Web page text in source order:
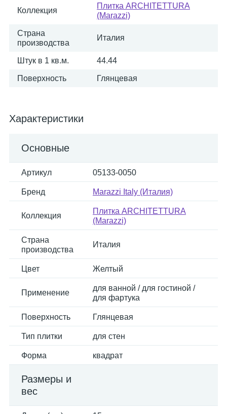
Коллекция
Плитка ARCHITETTURA
(Marazzi)
Страна
производства
Италия
Штук в 1 кв.м. 44.44
Поверхность Глянцевая
Характеристики
Основные
Артикул 05133-0050
Бренд Marazzi Italy (Италия)
Коллекция
Плитка ARCHITETTURA
(Marazzi)
Страна
производства
Италия
Цвет Желтый
Применение
для ванной / для гостиной /
для фартука
Поверхность Глянцевая
Тип плитки для стен
Форма квадрат
Размеры и
вес